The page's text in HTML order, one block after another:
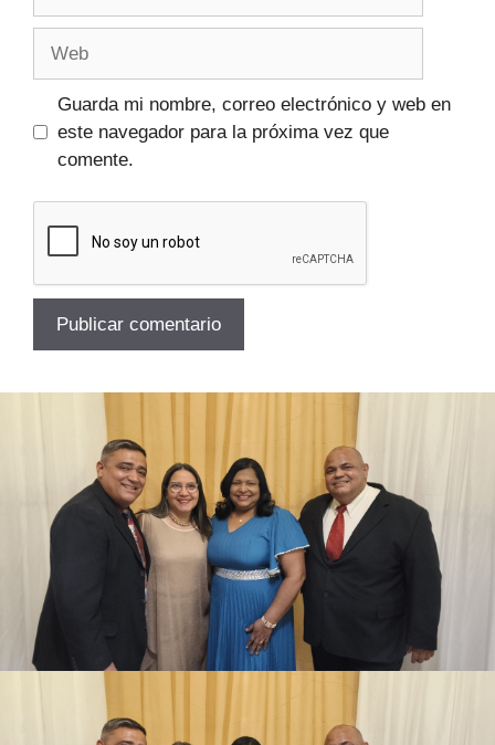
Guarda mi nombre, correo electrónico y web en
este navegador para la próxima vez que
comente.